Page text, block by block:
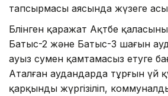
тапсырмасы аясында жүзеге
Бөлінген қаражат Ақтөбе
Батыс-2 және Батыс-3 шағын
ауыз сумен қамтамасыз етуге
Аталған аудандарда тұрғын үй
қарқынды жүргізіліп,